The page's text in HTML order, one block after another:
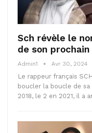
Sch révèle le
de son
Admin1 Avr 30, 2024
Le rappeur français
boucler la boucle de sa
2018, le 2 en 2021, il a